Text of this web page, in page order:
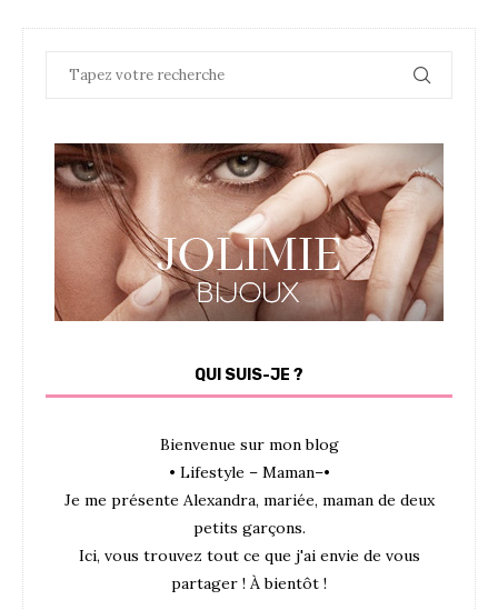
QUI SUIS-JE ?
Bienvenue sur mon blog
• Lifestyle – Maman–•
Je me présente Alexandra, mariée, maman de deux
petits garçons.
Ici, vous trouvez tout ce que j'ai envie de vous
partager ! À bientôt !